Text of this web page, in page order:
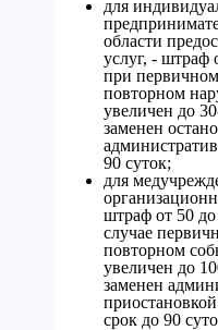
для
области
услуг, - штраф
при
повторном
увеличен до
заменен
90 суток;
для
штраф от 50
случае
повторном
увеличен до
заменен
срок до 90